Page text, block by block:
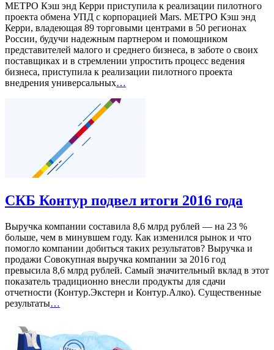
МЕТРО Кэш энд Керри приступила к реализации пилотного
проекта обмена УПД с корпорацией Mars. МЕТРО Кэш энд
Керри, владеющая 89 торговыми центрами в 50 регионах
России, будучи надежным партнером и помощником
представителей малого и среднего бизнеса, в заботе о своих
поставщиках и в стремлении упростить процесс ведения
бизнеса, приступила к реализации пилотного проекта
внедрения универсальных…
СКБ Контур подвел итоги 2016 года
Выручка компании составила 8,6 млрд рублей — на 23 %
больше, чем в минувшем году. Как изменился рынок и что
помогло компании добиться таких результатов? Выручка и
продажи Совокупная выручка компании за 2016 год
превысила 8,6 млрд рублей. Самый значительный вклад в этот
показатель традиционно внесли продукты для сдачи
отчетности (Контур.Экстерн и Контур.Алко). Существенные
результаты…